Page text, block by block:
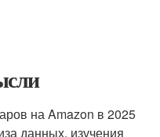
на Amazon в 2025
данных, изучения